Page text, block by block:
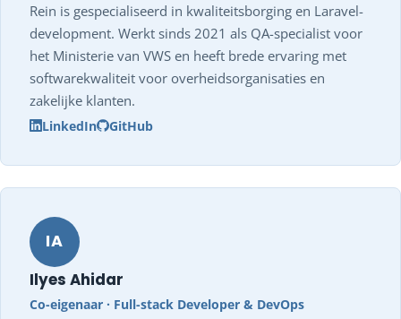
Rein is gespecialiseerd in kwaliteitsborging en Laravel-
development. Werkt sinds 2021 als QA-specialist voor
het Ministerie van VWS en heeft brede ervaring met
softwarekwaliteit voor overheidsorganisaties en
zakelijke klanten.
LinkedIn GitHub
IA
Ilyes Ahidar
Co-eigenaar · Full-stack Developer & DevOps